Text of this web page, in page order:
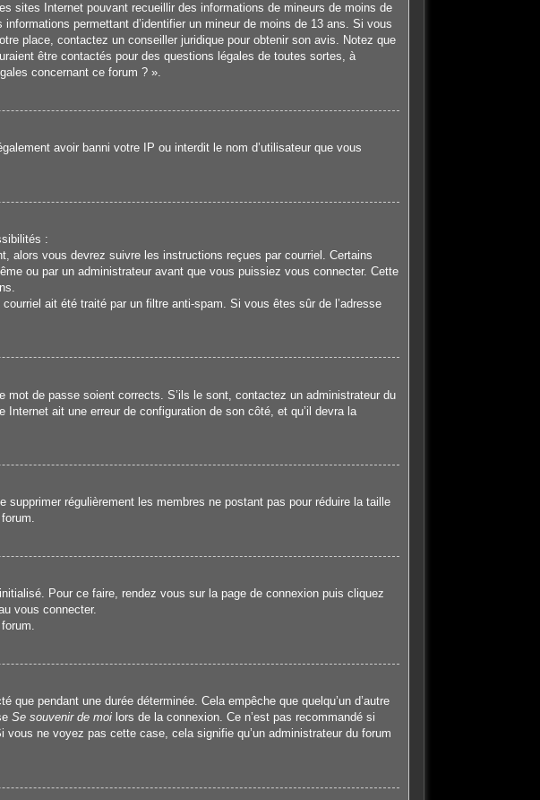
sites Internet pouvant recueillir des informations de mineurs de moins de
permettant d’identifier un mineur de moins de 13 ans. Si vous
place, contactez un conseiller juridique pour obtenir son avis. Notez que
être contactés pour des questions légales de toutes sortes, à
concernant ce forum ? ».
avoir banni votre IP ou interdit le nom d’utilisateur que vous
:
alors vous devrez suivre les instructions reçues par courriel. Certains
ou par un administrateur avant que vous puissiez vous connecter. Cette
ait été traité par un filtre anti-spam. Si vous êtes sûr de l’adresse
de passe soient corrects. S’ils le sont, contactez un administrateur du
ait une erreur de configuration de son côté, et qu’il devra la
régulièrement les membres ne postant pas pour réduire la taille
Pour ce faire, rendez vous sur la page de connexion puis cliquez
vous connecter.
pendant une durée déterminée. Cela empêche que quelqu’un d’autre
Se souvenir de moilors de la connexion. Ce n’est pas recommandé si
ne voyez pas cette case, cela signifie qu’un administrateur du forum